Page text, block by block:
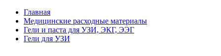
Главная
Медицинские расходные материалы
Гели и паста для УЗИ, ЭКГ, ЭЭГ
Гели для УЗИ